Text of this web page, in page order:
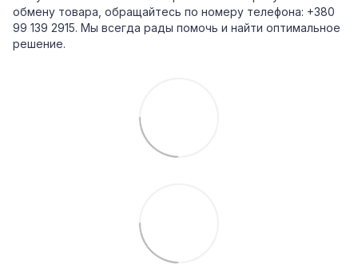
обмену товара, обращайтесь по номеру телефона: +380
99 139 2915. Мы всегда рады помочь и найти оптимальное
решение.